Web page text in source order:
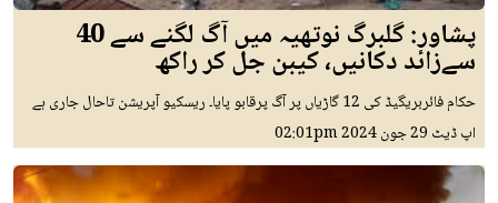
پشاور: گلبرگ نوتھیہ میں آگ لگنے سے 40
سےزائد دکانیں، کیبن جل کر راکھ
حکام فائربریگیڈ کی 12 گاڑیاں پر آگ پرقابو پایا۔ ریسکیو آپریشن تاحال جاری ہے
اپ ڈیٹ 29 جون 2024 02:01pm